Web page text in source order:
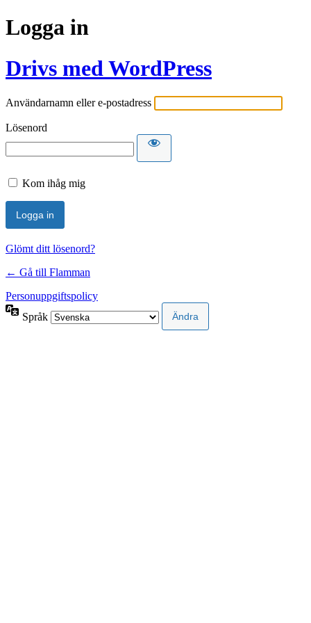
Logga in
Drivs med WordPress
Användarnamn eller e-postadress
Lösenord
Kom ihåg mig
Glömt ditt lösenord?
← Gå till Flamman
Personuppgiftspolicy
Språk